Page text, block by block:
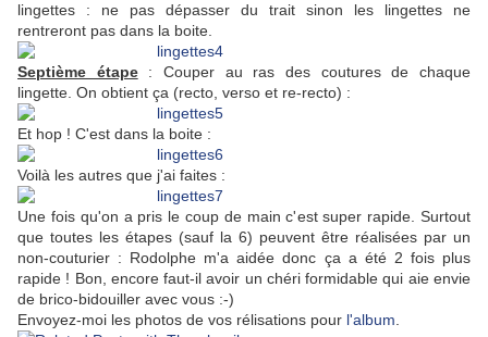
lingettes : ne pas dépasser du trait sinon les lingettes ne
rentreront pas dans la boite.
Septième étape: Couper au ras des coutures de chaque
lingette. On obtient ça (recto, verso et re-recto) :
Et hop ! C'est dans la boite :
Voilà les autres que j'ai faites :
Une fois qu'on a pris le coup de main c'est super rapide. Surtout
que toutes les étapes (sauf la 6) peuvent être réalisées par un
non-couturier : Rodolphe m'a aidée donc ça a été 2 fois plus
rapide ! Bon, encore faut-il avoir un chéri formidable qui aie envie
de brico-bidouiller avec vous :-)
Envoyez-moi les photos de vos rélisations pour l'album